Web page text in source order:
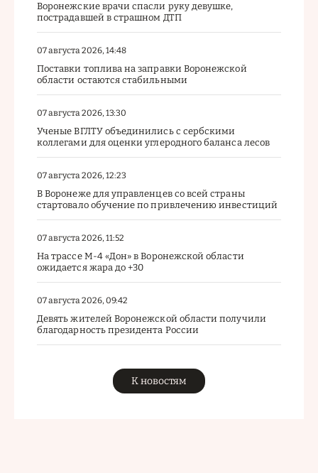
Воронежские врачи спасли руку девушке,
пострадавшей в страшном ДТП
07 августа 2026, 14:48
Поставки топлива на заправки Воронежской
области остаются стабильными
07 августа 2026, 13:30
Ученые ВГЛТУ объединились с сербскими
коллегами для оценки углеродного баланса лесов
07 августа 2026, 12:23
В Воронеже для управленцев со всей страны
стартовало обучение по привлечению инвестиций
07 августа 2026, 11:52
На трассе М-4 «Дон» в Воронежской области
ожидается жара до +30
07 августа 2026, 09:42
Девять жителей Воронежской области получили
благодарность президента России
К новостям